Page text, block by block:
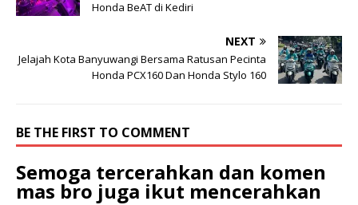
Honda BeAT di Kediri
NEXT
Jelajah Kota Banyuwangi Bersama Ratusan Pecinta
Honda PCX160 Dan Honda Stylo 160
BE THE FIRST TO COMMENT
Semoga tercerahkan dan komen
mas bro juga ikut mencerahkan